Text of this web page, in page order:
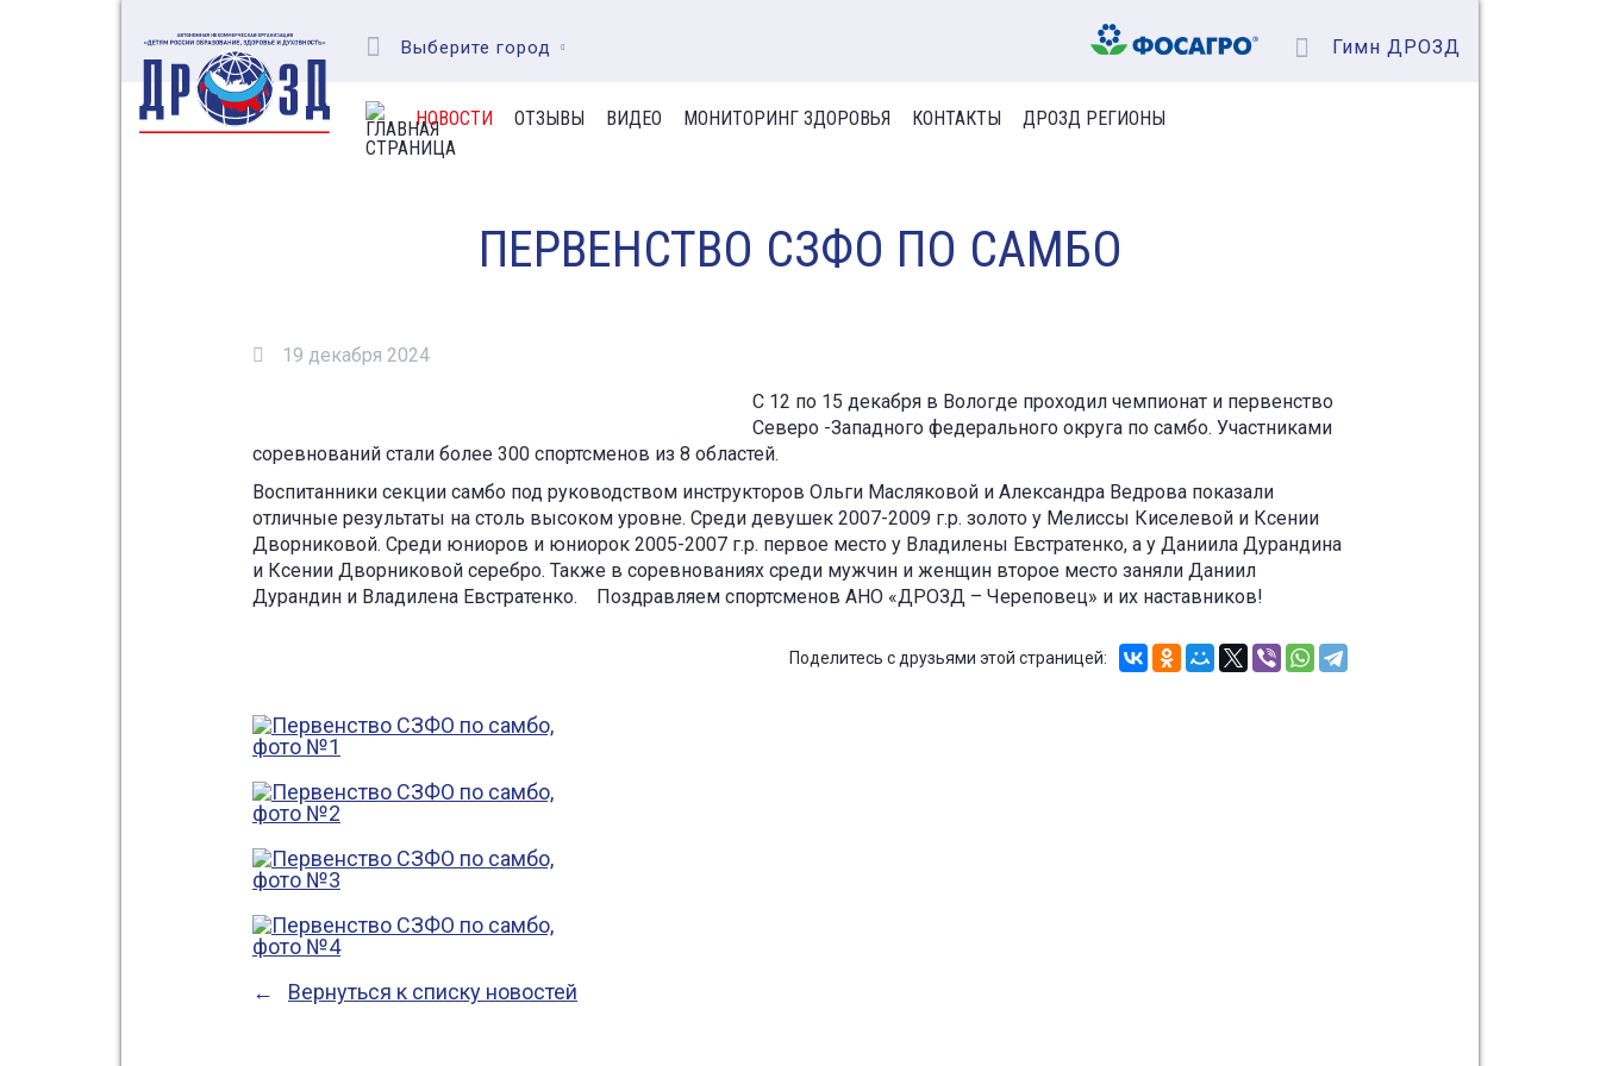
Выберите город Гимн ДРОЗД
НОВОСТИ ОТЗЫВЫ ВИДЕО МОНИТОРИНГ ЗДОРОВЬЯ КОНТАКТЫ ДРОЗД РЕГИОНЫ
ПЕРВЕНСТВО СЗФО ПО САМБО
19 декабря 2024
С 12 по 15 декабря в Вологде проходил чемпионат и первенство
Северо -Западного федерального округа по самбо. Участниками
соревнований стали более 300 спортсменов из 8 областей.
Воспитанники секции самбо под руководством инструкторов Ольги Масляковой и Александра Ведрова показали
отличные результаты на столь высоком уровне. Среди девушек 2007-2009 г.р. золото у Мелиссы Киселевой и Ксении
Дворниковой. Среди юниоров и юниорок 2005-2007 г.р. первое место у Владилены Евстратенко, а у Даниила Дурандина
и Ксении Дворниковой серебро. Также в соревнованиях среди мужчин и женщин второе место заняли Даниил
Дурандин и Владилена Евстратенко. Поздравляем спортсменов АНО «ДРОЗД – Череповец» и их наставников!
Поделитесь с друзьями этой страницей:
Вернуться к списку новостей